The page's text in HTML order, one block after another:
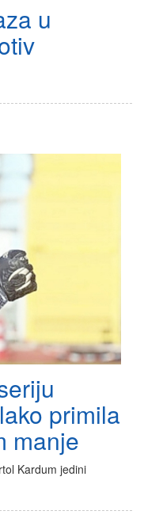
u
primila
manje
Kardum jedini